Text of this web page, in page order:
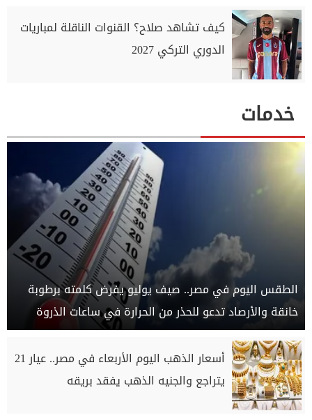
كيف تشاهد صلاح؟ القنوات الناقلة لمباريات
الدوري التركي 2027
خدمات
الطقس اليوم في مصر.. صيف يوليو يفرض كلمته برطوبة
خانقة والأرصاد تدعو للحذر من الحرارة في ساعات الذروة
أسعار الذهب اليوم الأربعاء في مصر.. عيار 21
يتراجع والجنيه الذهب يفقد بريقه